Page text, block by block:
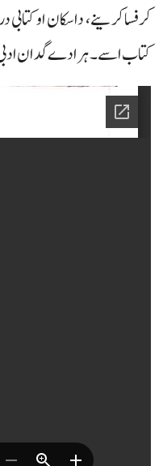
کرفسا کرینے، داسکان او کتابی
کتاب اسے۔ ہرادے گدان